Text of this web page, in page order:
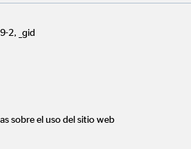
a diseñar un plan adaptado a
a conseguir tus metas
lo que más importa: tu tranquilidad
2, _gid
sobre el uso del sitio web